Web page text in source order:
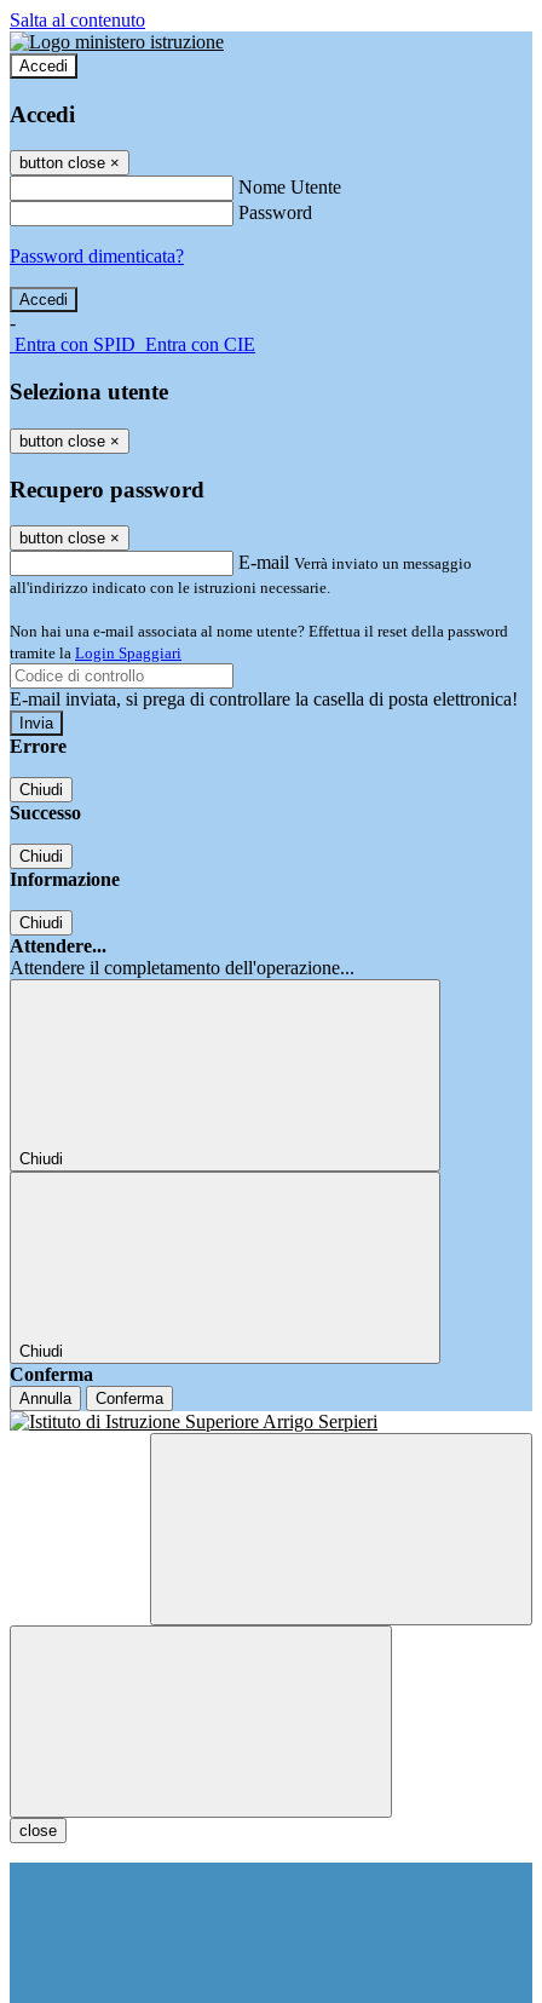
Salta al contenuto
Accedi
Accedi
button close ×
Nome Utente
Password
Password dimenticata?
-
Entra con SPID Entra con CIE
Seleziona utente
button close ×
Recupero password
button close ×
E-mail Verrà inviato un messaggio
all'indirizzo indicato con le istruzioni necessarie.
Non hai una e-mail associata al nome utente? Effettua il reset della password
tramite la Login Spaggiari
E-mail inviata, si prega di controllare la casella di posta elettronica!
Errore
Chiudi
Successo
Chiudi
Informazione
Chiudi
Attendere...
Attendere il completamento dell'operazione...
Chiudi
Chiudi
Conferma
Annulla Conferma
close